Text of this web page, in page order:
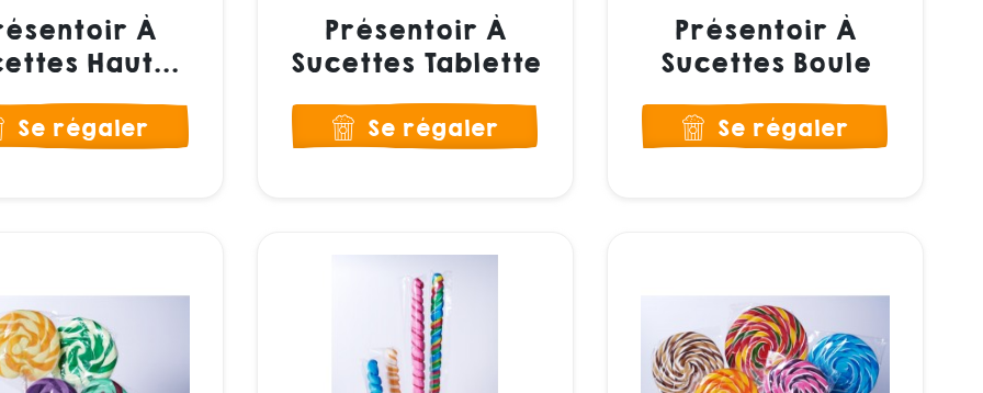
À
Haut...
Se régaler
Présentoir À
Sucettes Tablette
Se régaler
Présentoir À
Sucettes Boule
Se régaler